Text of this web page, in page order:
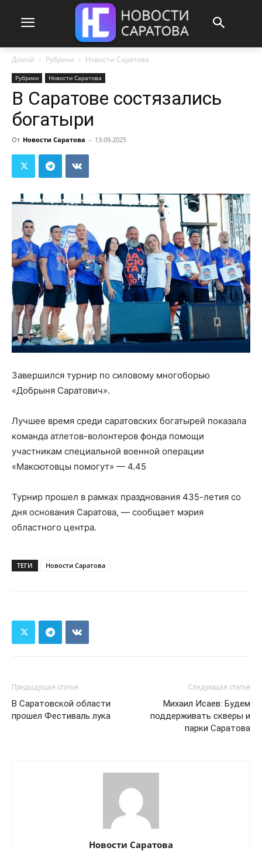
Домой Рубрики Новости Саратова
Рубрики Новости Саратова
В Саратове состязались
богатыри
От Новости Саратова - 13.09.2025
Завершился турнир по силовому многоборью
«Добрыня Саратович».
Лучшее время среди саратовских богатырей показала
команда атлетов-волонтеров фонда помощи
участникам специальной военной операции
«Максютовцы помогут» — 4.45
Турнир прошел в рамках празднования 435-летия со
дня основания Саратова, — сообщает мэрия
областного центра.
ТЕГИ Новости Саратова
Предыдущая статья
В Саратовской области
прошел Фестиваль лука
Следующая статья
Михаил Исаев: Будем
поддерживать скверы и
парки Саратова
Новости Саратова